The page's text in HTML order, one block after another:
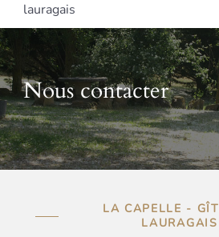
lauragais
Nous contacter
LA CAPELLE -
LAURAGAIS